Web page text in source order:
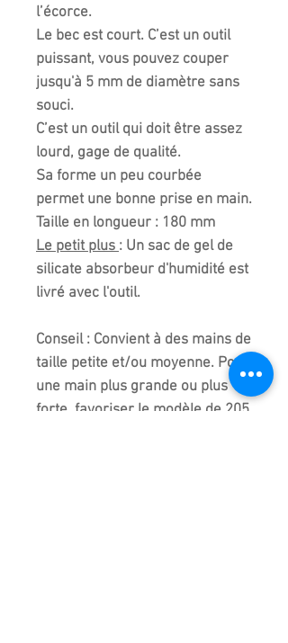
l’écorce.
Le bec est court. C’est un outil
puissant, vous pouvez couper
jusqu'à 5 mm de diamètre sans
souci.
C’est un outil qui doit être assez
lourd, gage de qualité.
Sa forme un peu courbée
permet une bonne prise en main.
Taille en longueur : 180 mm
Le petit plus: Un sac de gel de
silicate absorbeur d'humidité est
livré avec l'outil.
Conseil : Convient à des mains de
taille petite et/ou moyenne. Pour
une main plus grande ou plus
forte, favoriser le modèle de 205